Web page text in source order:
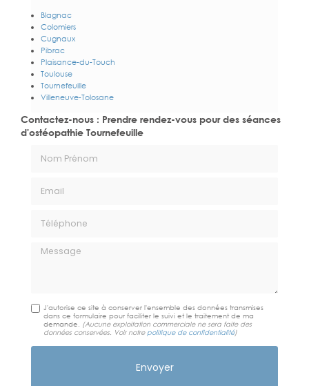
Blagnac
Colomiers
Cugnaux
Pibrac
Plaisance-du-Touch
Toulouse
Tournefeuille
Villeneuve-Tolosane
Contactez-nous : Prendre rendez-vous pour des séances
d'ostéopathie Tournefeuille
Message
J'autorise ce site à conserver l'ensemble des données transmises
dans ce formulaire pour faciliter le suivi et le traitement de ma
demande. (Aucune exploitation commerciale ne sera faite des
données conservées. Voir notre politique de confidentialité)